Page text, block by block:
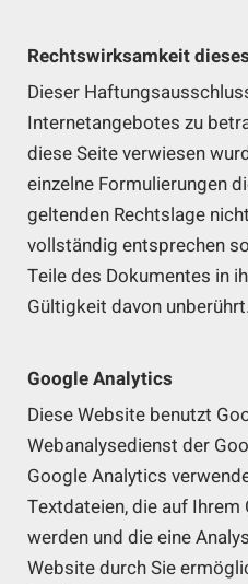
Rechtswirksamkeit
Dieser
Internetangebotes zu
diese Seite verwiesen
einzelne Formulierungen
geltenden Rechtslage
vollständig entsprechen
Teile des Dokumentes in
Gültigkeit davon unberührt.
Google Analytics
Diese Website benutzt
Webanalysedienst der
Google Analytics
Textdateien, die auf
werden und die eine
Website durch Sie